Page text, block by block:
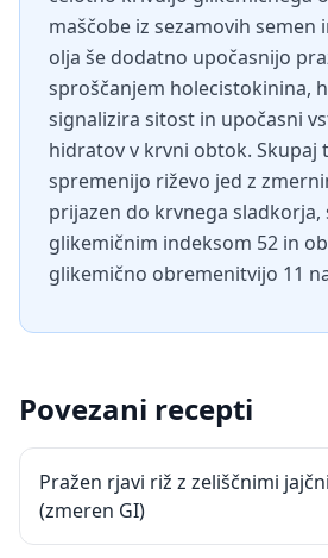
maščobe iz sezamovih semen
olja še dodatno upočasnijo
sproščanjem holecistokinina,
signalizira sitost in upočasni
hidratov v krvni obtok. Skupaj
spremenijo riževo jed z
prijazen do krvnega sladkorja,
glikemičnim indeksom 52 in
glikemično obremenitvijo 11
Povezani recepti
Pražen rjavi riž z zeliščnimi
(zmeren GI)